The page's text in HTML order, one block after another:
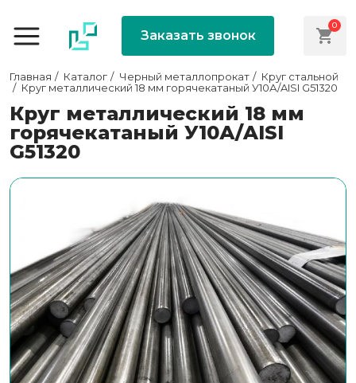
Заказать звонок
0
Главная Каталог Черный металлопрокат
Круг стальной
Круг металлический 18 мм горячекатаный У10А/AISI G51320
Круг металлический 18 мм
горячекатаный У10А/AISI
G51320